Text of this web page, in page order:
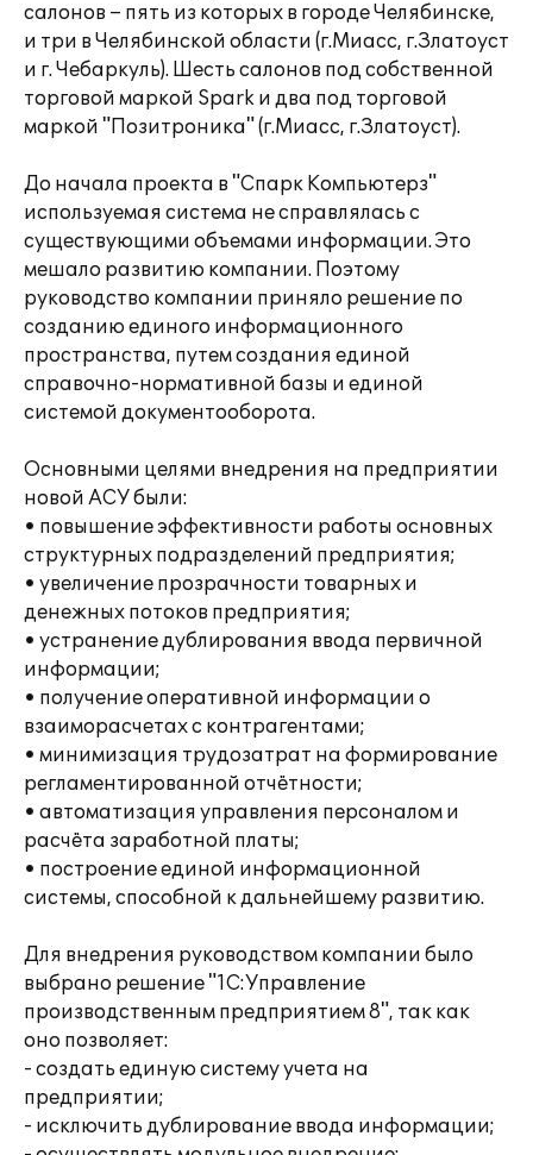
салонов – пять из которых в городе Челябинске,
и три в Челябинской области (г.Миасс, г.Златоуст
и г. Чебаркуль). Шесть салонов под собственной
торговой маркой Spark и два под торговой
маркой "Позитроника" (г.Миасс, г.Златоуст).
До начала проекта в "Спарк Компьютерз"
используемая система не справлялась с
существующими объемами информации. Это
мешало развитию компании. Поэтому
руководство компании приняло решение по
созданию единого информационного
пространства, путем создания единой
справочно-нормативной базы и единой
системой документооборота.
Основными целями внедрения на предприятии
новой АСУ были:
• повышение эффективности работы основных
структурных подразделений предприятия;
• увеличение прозрачности товарных и
денежных потоков предприятия;
• устранение дублирования ввода первичной
информации;
• получение оперативной информации о
взаиморасчетах с контрагентами;
• минимизация трудозатрат на формирование
регламентированной отчётности;
• автоматизация управления персоналом и
расчёта заработной платы;
• построение единой информационной
системы, способной к дальнейшему развитию.
Для внедрения руководством компании было
выбрано решение "1С:Управление
производственным предприятием 8", так как
оно позволяет:
- создать единую систему учета на
предприятии;
- исключить дублирование ввода информации;